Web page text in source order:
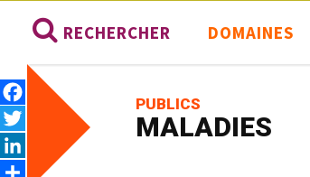
RECHERCHER DOMAINES
Facebook
LinkedIn
Share
PUBLICS
MALADIES